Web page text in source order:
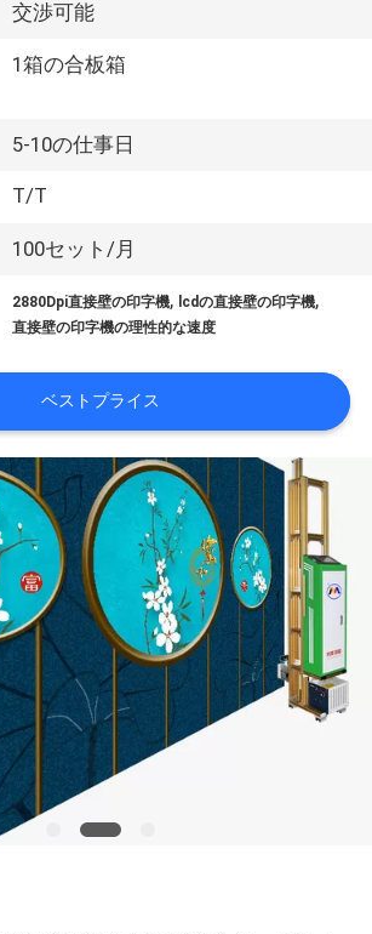
交渉可能
1箱の合板箱
5-10の仕事日
T/T
100セット/月
2880Dpi直接壁の印字機, lcdの直接壁の印字機,
直接壁の印字機の理性的な速度
ベストプライス